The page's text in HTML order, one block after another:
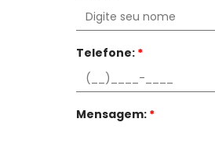
Telefone: *
Mensagem: *